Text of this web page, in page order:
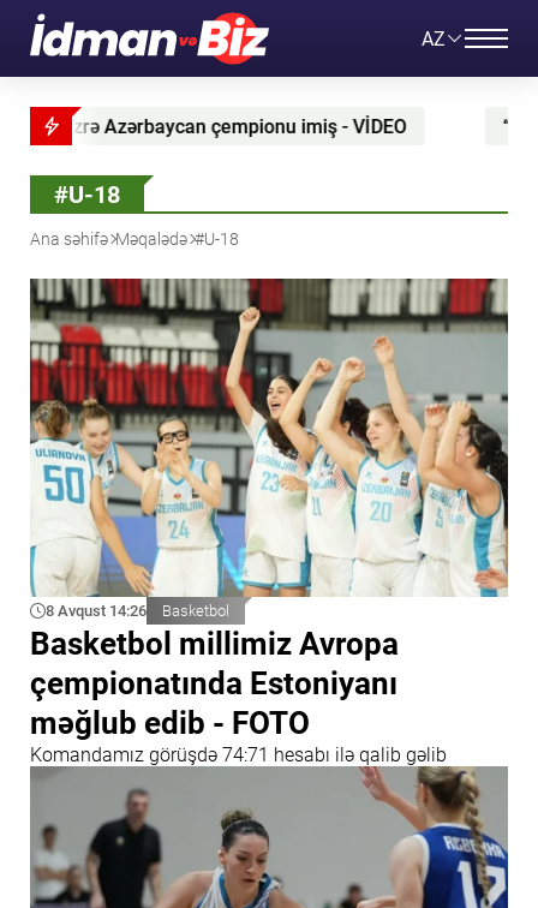
AZ
imiş - VİDEO “Milan”ın müdafiəçisi “Lion”a
#U-18
Ana səhifə Məqalədə #U-18
8 Avqust 14:26 Basketbol
Basketbol millimiz Avropa
çempionatında Estoniyanı
məğlub edib - FOTO
Komandamız görüşdə 74:71 hesabı ilə qalib gəlib